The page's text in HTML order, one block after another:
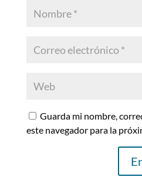
Guarda mi nombre,
este navegador para la